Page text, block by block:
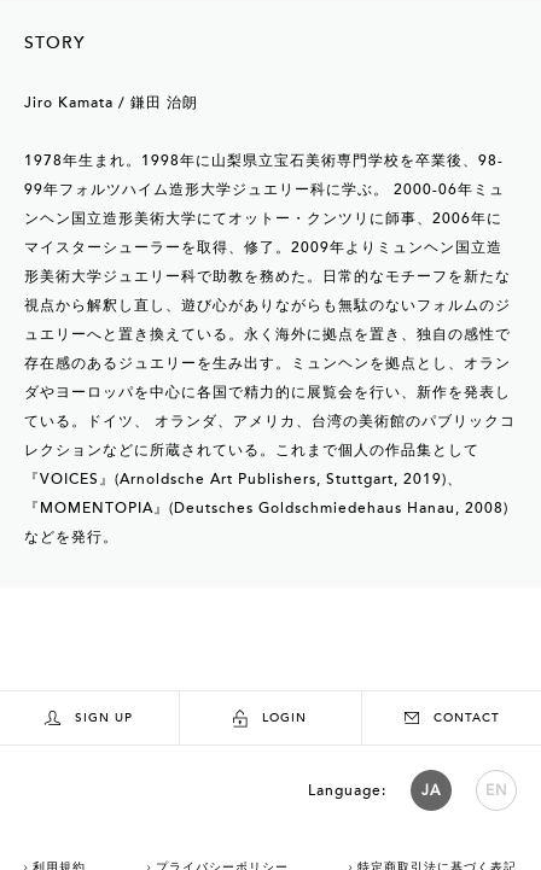
STORY
Jiro Kamata / 鎌田 治朗
1978年生まれ。1998年に山梨県立宝石美術専門学校を卒業後、98-
99年フォルツハイム造形大学ジュエリー科に学ぶ。 2000-06年ミュ
ンヘン国立造形美術大学にてオットー・クンツリに師事、2006年に
マイスターシューラーを取得、修了。2009年よりミュンヘン国立造
形美術大学ジュエリー科で助教を務めた。日常的なモチーフを新たな
視点から解釈し直し、遊び心がありながらも無駄のないフォルムのジ
ュエリーへと置き換えている。永く海外に拠点を置き、独自の感性で
存在感のあるジュエリーを生み出す。ミュンヘンを拠点とし、オラン
ダやヨーロッパを中心に各国で精力的に展覧会を行い、新作を発表し
ている。ドイツ、 オランダ、アメリカ、台湾の美術館のパブリックコ
レクションなどに所蔵されている。これまで個人の作品集として
『VOICES』(Arnoldsche Art Publishers, Stuttgart, 2019)、
『MOMENTOPIA』(Deutsches Goldschmiedehaus Hanau, 2008)
などを発行。
SIGN UP LOGIN CONTACT
Language: JA EN